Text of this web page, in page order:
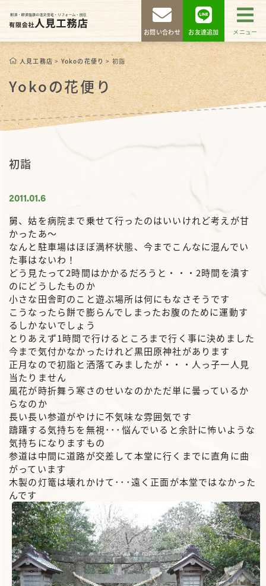
お問い合わせ お友達追加 メニュー
人見工務店>Yokoの花便り>初詣
Yokoの花便り
初詣
2011.01.6
舅、姑を病院まで乗せて行ったのはいいけれど考えが甘
かったあ～
なんと駐車場はほぼ満杯状態、今までこんなに混んでい
た事はないわ！
どう見たって2時間はかかるだろうと・・・2時間を潰す
のにどうしたものか
小さな田舎町のこと遊ぶ場所は何にもなさそうです
こうなったら餅で膨らんでしまったお腹のために運動す
るしかないでしょう
とりあえず1時間で行けるところまで行く事に決めました
今まで気付かなかったけれど黒田原神社があります
正月なので初詣と洒落てみましたが・・・人っ子一人見
当たりません
風花が時折舞う寒さのせいなのかただ単に曇っているか
らなのか
長い長い参道がやけに不気味な雰囲気です
躊躇する気持ちを無視･･･悩んでいると余計に怖いような
気持ちになりますもの
参道は中間に道路が交差して本堂に行くまでに直角に曲
がっています
木製の灯篭は壊れかけて･･･遠く正面が本堂ではなかった
んです